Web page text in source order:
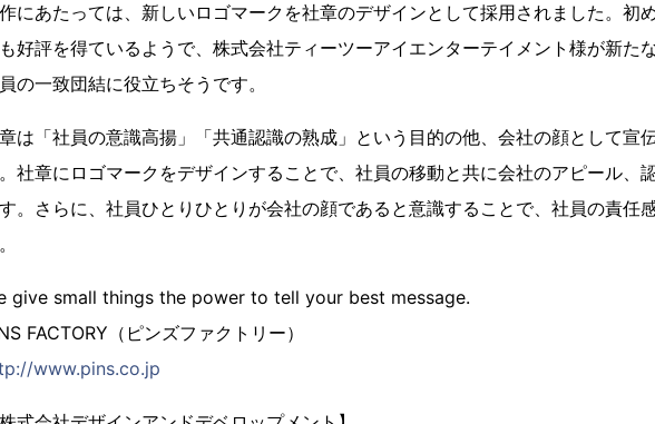
にあたっては、新しいロゴマークを社章のデザインとして採用されました。初
好評を得ているようで、株式会社ティーツーアイエンターテイメント様が新た
の一致団結に役立ちそうです。
は「社員の意識高揚」「共通認識の熟成」という目的の他、会社の顔として宣
社章にロゴマークをデザインすることで、社員の移動と共に会社のアピール、
。さらに、社員ひとりひとりが会社の顔であると意識することで、社員の責任
give small things the power to tell your best message.
FACTORY（ピンズファクトリー）
www.pins.co.jp